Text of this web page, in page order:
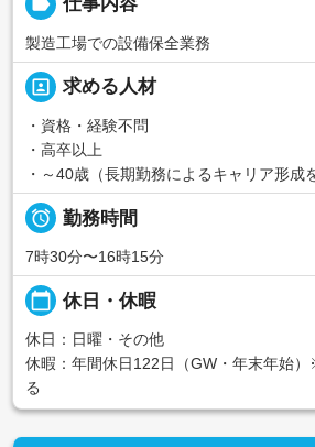
label 仕事内容
製造工場での設備保全業務
portrait 求める人材
・資格・経験不問
・高卒以上
・～40歳（長期勤務によるキャリア形成
 勤務時間
7時30分〜16時15分
calendar_today 休日・休暇
休日：日曜・その他
休暇：年間休日122日（GW・年末年始
る